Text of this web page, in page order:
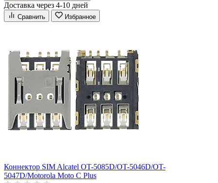
Доставка через 4-10 дней
Сравнить Избранное
Коннектор SIM Alcatel OT-5085D/OT-5046D/OT-
5047D/Motorola Moto C Plus